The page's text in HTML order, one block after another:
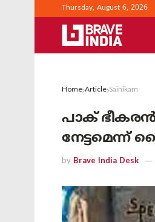
Thursday, August 6, 2026
Home Article Sainikam
പാക്
by Brave India Desk